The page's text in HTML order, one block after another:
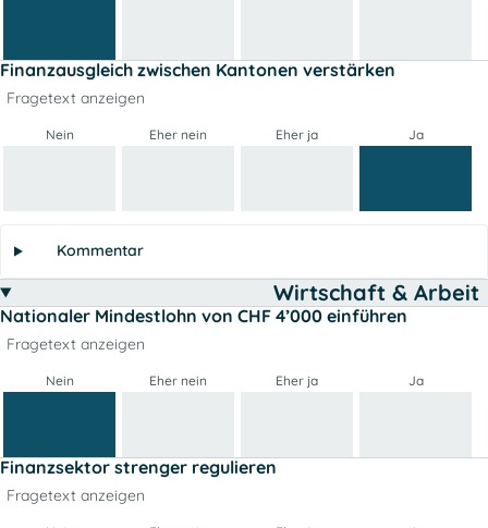
Finanzausgleich zwischen Kantonen verstärken
Fragetext anzeigen
Nein Eher nein Eher ja Ja
Kommentar
Wirtschaft & Arbeit
Nationaler Mindestlohn von CHF 4’000 einführen
Fragetext anzeigen
Nein Eher nein Eher ja Ja
Finanzsektor strenger regulieren
Fragetext anzeigen